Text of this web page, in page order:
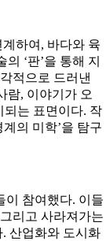
하여, 바다와 육
‘판’을 통해 지
적으로 드러낸
람, 이야기가 오
되는 표면이다. 작
의 미학’을 탐구
이 참여했다. 이들
리고 사라져가는
산업화와 도시화